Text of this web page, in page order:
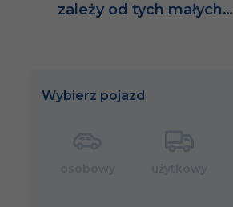
zależy od tych małych…
Wybierz pojazd